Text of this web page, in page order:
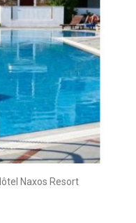
Naxos Resort